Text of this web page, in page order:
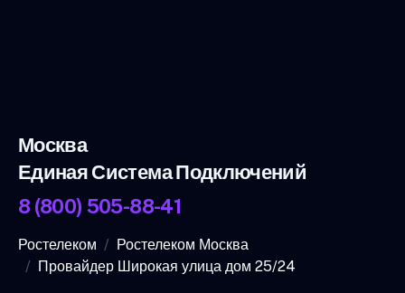
Москва
Единая Система Подключений
8 (800) 505-88-41
Ростелеком
Ростелеком Москва
Провайдер Широкая улица дом 25/24